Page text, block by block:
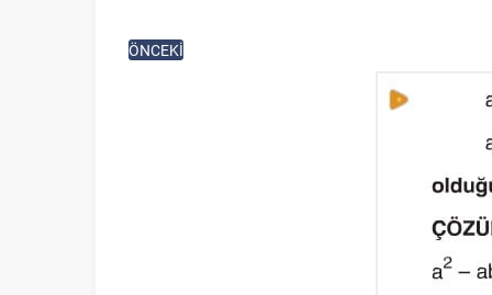
ÖNCEKİ